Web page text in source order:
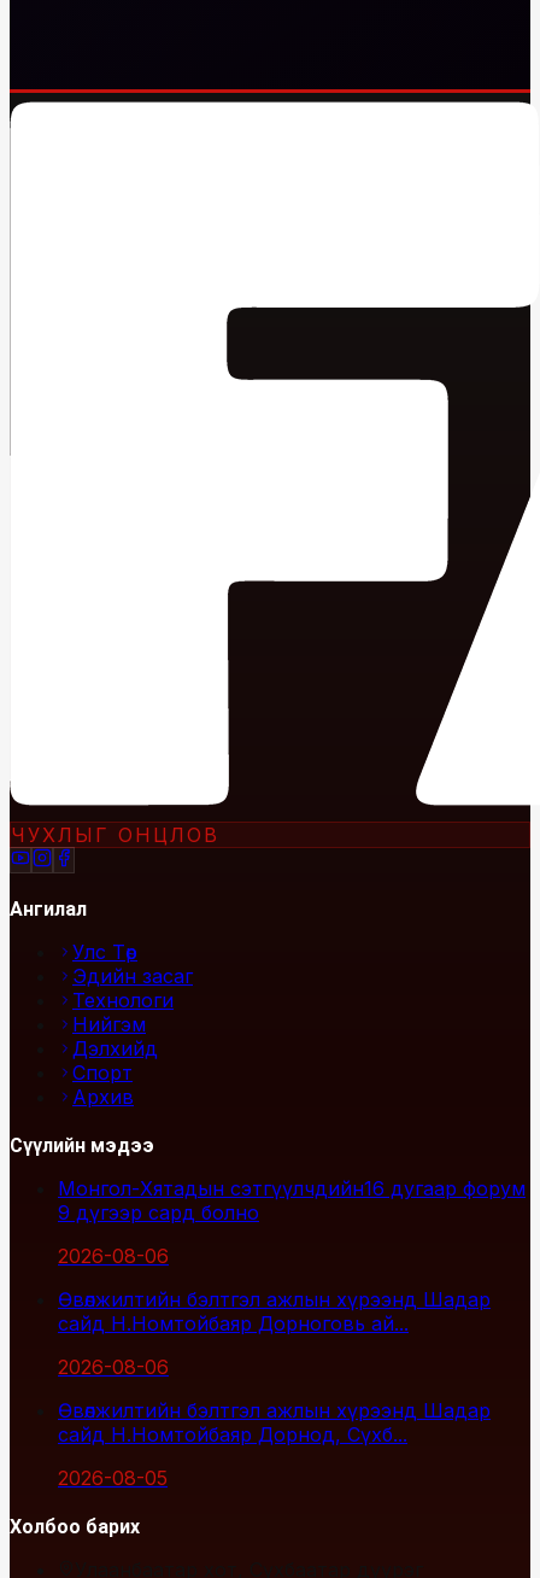
ЧУХЛЫГ ОНЦЛОВ
Ангилал
Улс Төр
Эдийн засаг
Технологи
Нийгэм
Дэлхийд
Спорт
Архив
Сүүлийн мэдээ
Монгол-Хятадын сэтгүүлчдийн16 дугаар форум
9 дүгээр сард болно
2026-08-06
Өвөлжилтийн бэлтгэл ажлын хүрээнд Шадар
сайд Н.Номтойбаяр Дорноговь ай...
2026-08-06
Өвөлжилтийн бэлтгэл ажлын хүрээнд Шадар
сайд Н.Номтойбаяр Дорнод, Сүхб...
2026-08-05
Холбоо барих